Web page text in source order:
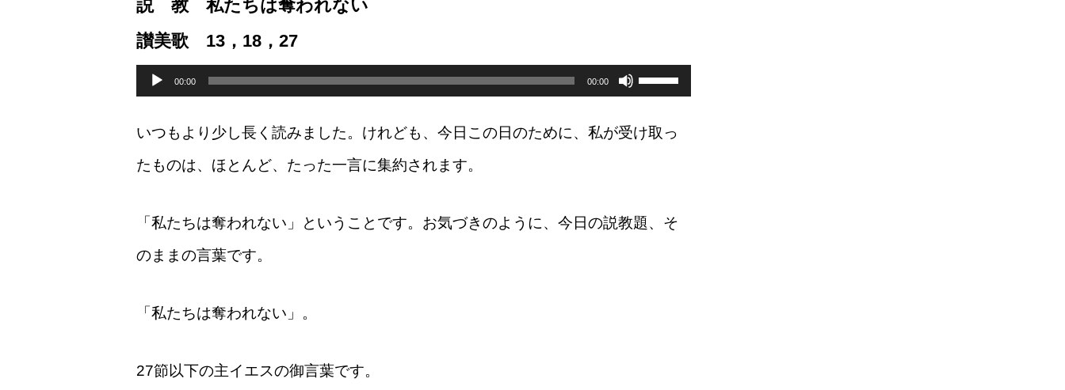
説 教 私たちは奪われない
讃美歌 13，18，27
プ
ヤ
00:00 00:00
リ
ュ
調
印
キ
いつもより少し長く読みました。けれども、今日この日のために、私が受け取っ
たものは、ほとんど、たった一言に集約されます。
「私たちは奪われない」ということです。お気づきのように、今日の説教題、そ
のままの言葉です。
「私たちは奪われない」。
27節以下の主イエスの御言葉です。